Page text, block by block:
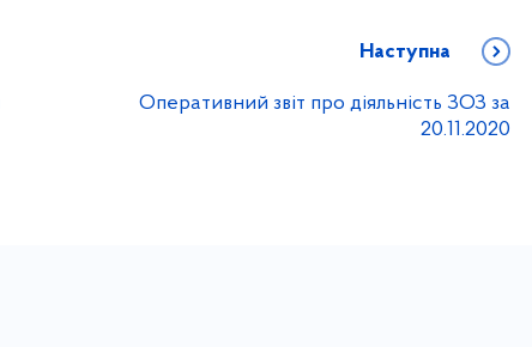
Наступна
Оперативний звіт про діяльність ЗОЗ за
20.11.2020